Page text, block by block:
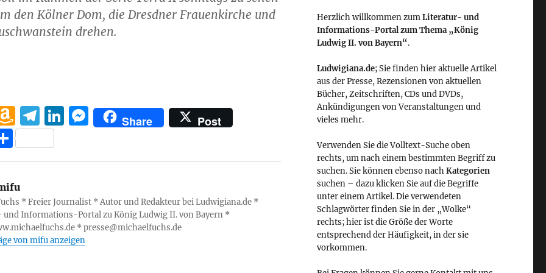
den Kölner Dom, die Dresdner Frauenkirche und
drehen.
A
m
a
o
n
W
is
T
el
e
r
a
m
Li
k
d
I
n
M
e
ss
n
g
er
Share
Post
T
ei
le
n* Freier Journalist * Autor und Redakteur bei Ludwigiana.de *
Informations-Portal zu König Ludwig II. von Bayern *
* presse@michaelfuchs.de
von mifu anzeigen
Herzlich willkommen zumLiteratur- und
Informations-Portal zum Thema „König
Ludwig II. von Bayern“.
Ludwigiana.de; Sie finden hier aktuelle Artikel
aus der Presse, Rezensionen von aktuellen
Bücher, Zeitschriften, CDs und DVDs,
Ankündigungen von Veranstaltungen und
vieles mehr.
Verwenden Sie die Volltext-Suche oben
rechts, um nach einem bestimmten Begriff zu
suchen. Sie können ebenso nachKategorien
suchen – dazu klicken Sie auf die Begriffe
unter einem Artikel. Die verwendeten
Schlagwörter finden Sie in der „Wolke“
rechts; hier ist die Größe der Worte
entsprechend der Häufigkeit, in der sie
vorkommen.